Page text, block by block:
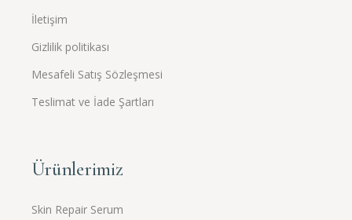
İletişim
Gizlilik politikası
Mesafeli Satış Sözleşmesi
Teslimat ve İade Şartları
Ürünlerimiz
Skin Repair Serum